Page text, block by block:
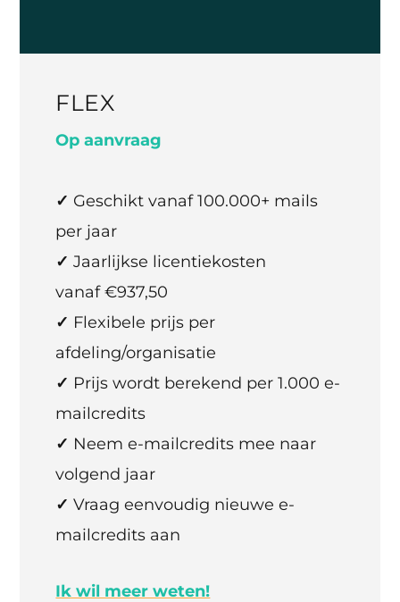
FLEX
Op aanvraag
✓ Geschikt vanaf 100.000+ mails
per jaar
✓ Jaarlijkse licentiekosten
vanaf€937,50
✓ Flexibele prijs per
afdeling/organisatie
✓ Prijs wordt berekend per 1.000 e-
mailcredits
✓ Neem e-mailcredits mee naar
volgend jaar
✓Vraag eenvoudig nieuwe e-
mailcredits aan
Ik wil meer weten!